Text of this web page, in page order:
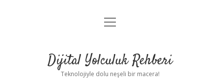
Anasayfa
Yasal Uyarı
menüyü
Dijital Yolculuk Rehberi
Teknolojiyle dolu neşeli bir macera!